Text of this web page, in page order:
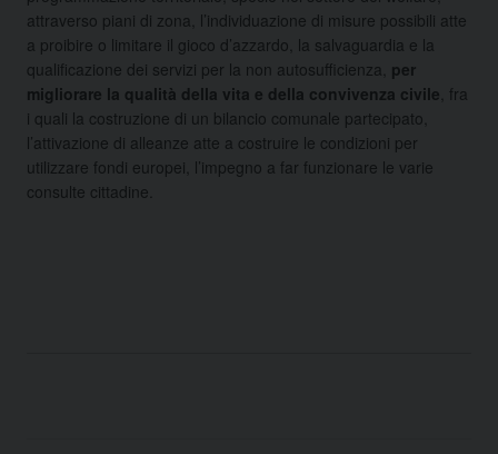
attraverso piani di zona, l’individuazione di misure possibili atte
a proibire o limitare il gioco d’azzardo, la salvaguardia e la
qualificazione dei servizi per la non autosufficienza, per
migliorare la qualità della vita e della convivenza civile , fra
i quali la costruzione di un bilancio comunale partecipato,
l’attivazione di alleanze atte a costruire le condizioni per
utilizzare fondi europei, l’impegno a far funzionare le varie
consulte cittadine.